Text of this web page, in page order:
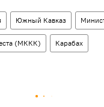
Южный Кавказ
(МККК) Карабах